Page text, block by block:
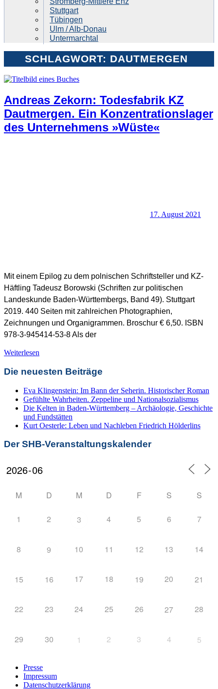
Stuttgart
Tübingen
Ulm / Alb-Donau
Untermarchtal
SCHLAGWORT: DAUTMERGEN
Andreas Zekorn: Todesfabrik KZ
Dautmergen. Ein Konzentrationslager
des Unternehmens »Wüste«
17. August 2021
SHB Redaktion
Buchbesprechungen,Landeskunde, Geschichte und Lokales
Mit einem Epilog zu dem polnischen Schriftsteller und KZ-
Häftling Tadeusz Borowski (Schriften zur politischen
Landeskunde Baden-Württembergs, Band 49). Stuttgart
2019. 440 Seiten mit zahlreichen Photographien,
Zeichnungen und Organigrammen. Broschur € 6,50. ISBN
978-3-945414-53-8 Als der
Weiterlesen
Die neuesten Beiträge
Eva Klingenstein: Im Bann der Seherin. Historischer Roman
Gefühlte Wahrheiten. Zeppeline und Nationalsozialismus
Die Kelten in Baden-Württemberg – Archäologie, Geschichte
und Fundstätten
Kurt Oesterle: Leben und Nachleben Friedrich Hölderlins
Der SHB-Veranstaltungskalender
M D M D F S S
1 2 3 4 5 6 7
8 9 10 11 12 13 14
15 16 17 18 19 20 21
22 23 24 25 26 27 28
29 30 1 2 3 4 5
Presse
Impressum
Datenschutzerklärung